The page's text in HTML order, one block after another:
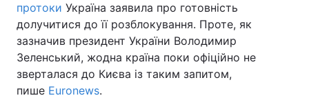
протоки Україна заявила про готовність
долучитися до її розблокування. Проте, як
зазначив президент України Володимир
Зеленський, жодна країна поки офіційно не
зверталася до Києва із таким запитом,
пише Euronews.